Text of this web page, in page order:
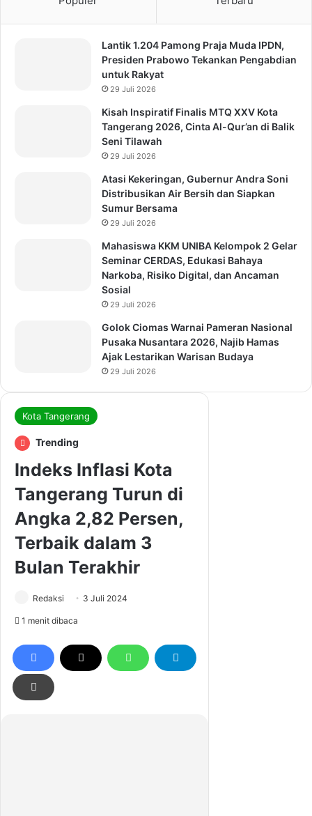
Lantik 1.204 Pamong Praja Muda IPDN,
Presiden Prabowo Tekankan Pengabdian
untuk Rakyat
29 Juli 2026
Kisah Inspiratif Finalis MTQ XXV Kota
Tangerang 2026, Cinta Al-Qur’an di Balik
Seni Tilawah
29 Juli 2026
Atasi Kekeringan, Gubernur Andra Soni
Distribusikan Air Bersih dan Siapkan
Sumur Bersama
29 Juli 2026
Mahasiswa KKM UNIBA Kelompok 2 Gelar
Seminar CERDAS, Edukasi Bahaya
Narkoba, Risiko Digital, dan Ancaman
Sosial
29 Juli 2026
Golok Ciomas Warnai Pameran Nasional
Pusaka Nusantara 2026, Najib Hamas
Ajak Lestarikan Warisan Budaya
29 Juli 2026